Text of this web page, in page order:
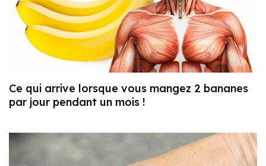
Ce qui arrive lorsque vous mangez 2 bananes
par jour pendant un mois !